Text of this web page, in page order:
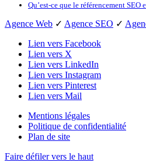
Qu’est-ce que le référencement SEO
Agence Web ✓ Agence SEO ✓
Lien vers Facebook
Lien vers X
Lien vers LinkedIn
Lien vers Instagram
Lien vers Pinterest
Lien vers Mail
Mentions légales
Politique de confidentialité
Plan de site
Faire défiler vers le haut